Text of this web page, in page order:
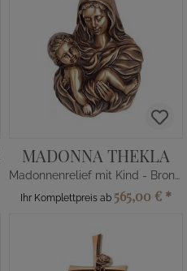
MADONNA THEKLA
Madonnenrelief mit Kind - Bronze/Alu
Ihr Komplettpreis ab 565,00 € *